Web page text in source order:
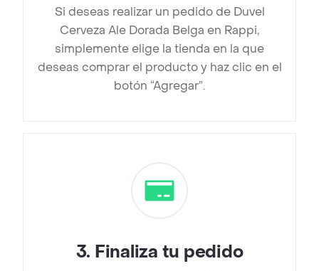
Si deseas realizar un pedido de Duvel
Cerveza Ale Dorada Belga en Rappi,
simplemente elige la tienda en la que
deseas comprar el producto y haz clic en el
botón “Agregar”.
3. Finaliza tu pedido